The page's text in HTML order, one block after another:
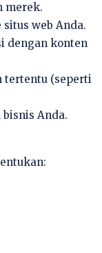
merek.
web Anda.
dengan konten
tertentu (seperti
Anda.